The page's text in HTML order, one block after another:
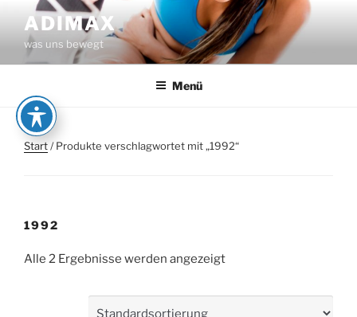
Inhalt
springen
ADIMAX
was uns bewegt
Menü
Start/ Produkte verschlagwortet mit „1992“
1992
Alle 2 Ergebnisse werden angezeigt